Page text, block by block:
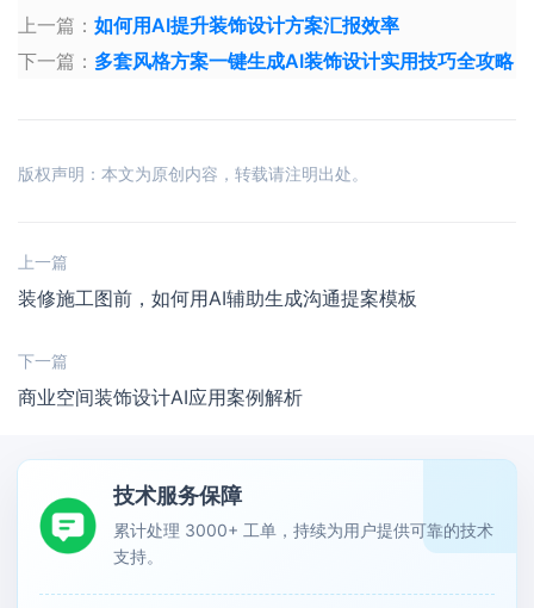
上一篇： 如何用AI提升装饰设计方案汇报效率
下一篇： 多套风格方案一键生成AI装饰设计实用技巧全攻略
版权声明：本文为原创内容，转载请注明出处。
上一篇
装修施工图前，如何用AI辅助生成沟通提案模板
下一篇
商业空间装饰设计AI应用案例解析
技术服务保障
累计处理 3000+ 工单，持续为用户提供可靠的技术
支持。